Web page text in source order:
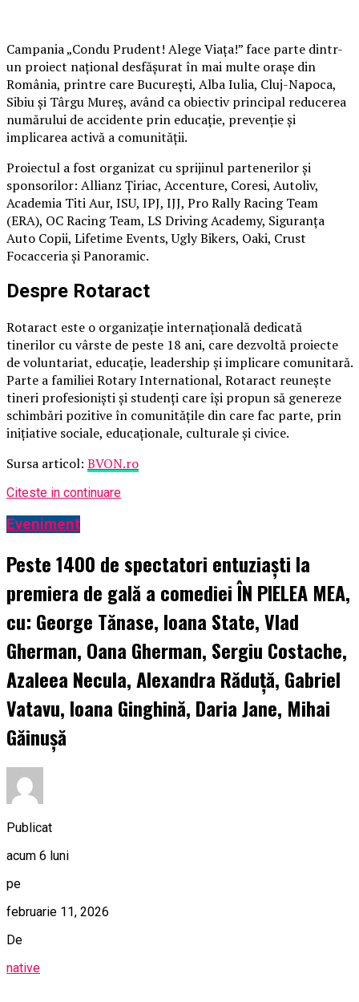
Campania „Condu Prudent! Alege Viața!” face parte dintr-
un proiect național desfășurat în mai multe orașe din
România, printre care București, Alba Iulia, Cluj-Napoca,
Sibiu și Târgu Mureș, având ca obiectiv principal reducerea
numărului de accidente prin educație, prevenție și
implicarea activă a comunității.
Proiectul a fost organizat cu sprijinul partenerilor și
sponsorilor: Allianz Țiriac, Accenture, Coresi, Autoliv,
Academia Titi Aur, ISU, IPJ, IJJ, Pro Rally Racing Team
(ERA), OC Racing Team, LS Driving Academy, Siguranța
Auto Copii, Lifetime Events, Ugly Bikers, Oaki, Crust
Focacceria și Panoramic.
Despre Rotaract
Rotaract este o organizație internațională dedicată
tinerilor cu vârste de peste 18 ani, care dezvoltă proiecte
de voluntariat, educație, leadership și implicare comunitară.
Parte a familiei Rotary International, Rotaract reunește
tineri profesioniști și studenți care își propun să genereze
schimbări pozitive în comunitățile din care fac parte, prin
inițiative sociale, educaționale, culturale și civice.
Sursa articol: BVON.ro
Citeste in continuare
Eveniment
Peste 1400 de spectatori entuziaști la
premiera de gală a comediei ÎN PIELEA MEA,
cu: George Tănase, Ioana State, Vlad
Gherman, Oana Gherman, Sergiu Costache,
Azaleea Necula, Alexandra Răduță, Gabriel
Vatavu, Ioana Ginghină, Daria Jane, Mihai
Găinușă
Publicat
acum 6 luni
pe
februarie 11, 2026
De
native